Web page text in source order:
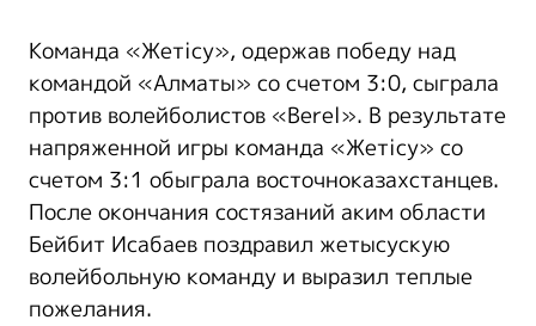
Команда «Жетісу», одержав победу над
командой «Алматы» со счетом 3:0, сыграла
против волейболистов «Berel». В результате
напряженной игры команда «Жетісу» со
счетом 3:1 обыграла восточноказахстанцев.
После окончания состязаний аким области
Бейбит Исабаев поздравил жетысускую
волейбольную команду и выразил теплые
пожелания.